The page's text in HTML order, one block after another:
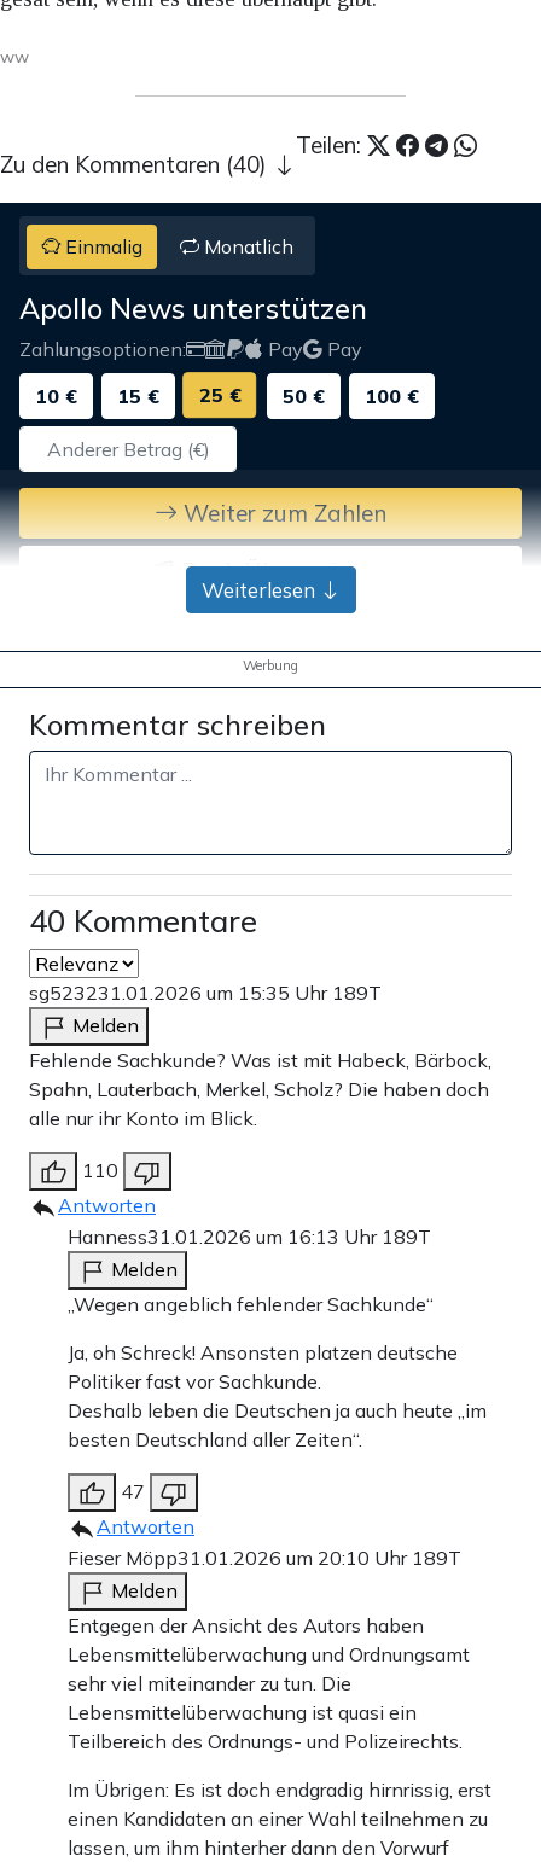
ww
Teilen:
Zu den Kommentaren (40)
Einmalig Monatlich
Apollo News unterstützen
Zahlungsoptionen: Pay
Pay
10 €
15 € 25 € 50 € 100 €
Weiter zum Zahlen
Bank-Überweisung
Weiterlesen
Werbung
Kommentar schreiben
40 Kommentare
sg523231.01.2026 um 15:35 Uhr 189T
Melden
Fehlende Sachkunde? Was ist mit Habeck, Bärbock,
Spahn, Lauterbach, Merkel, Scholz? Die haben doch
alle nur ihr Konto im Blick.
110
Antworten
Hanness31.01.2026 um 16:13 Uhr 189T
Melden
„Wegen angeblich fehlender Sachkunde“
Ja, oh Schreck! Ansonsten platzen deutsche
Politiker fast vor Sachkunde.
Deshalb leben die Deutschen ja auch heute „im
besten Deutschland aller Zeiten“.
47
Antworten
Fieser Möpp31.01.2026 um 20:10 Uhr 189T
Melden
Entgegen der Ansicht des Autors haben
Lebensmittelüberwachung und Ordnungsamt
sehr viel miteinander zu tun. Die
Lebensmittelüberwachung ist quasi ein
Teilbereich des Ordnungs- und Polizeirechts.
Im Übrigen: Es ist doch endgradig hirnrissig, erst
einen Kandidaten an einer Wahl teilnehmen zu
lassen, um ihm hinterher dann den Vorwurf